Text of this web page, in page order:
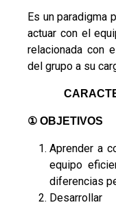
Es un paradigma
actuar con el
relacionada con
del grupo a su
① OBJETIVOS
Aprender a
equipo
diferencias